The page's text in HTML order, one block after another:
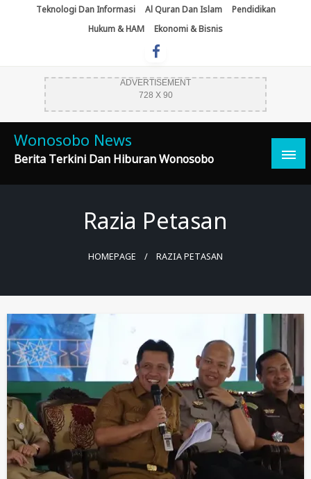
Teknologi Dan Informasi Al Quran Dan Islam
Pendidikan
Hukum & HAM
Ekonomi & Bisnis
ADVERTISEMENT
728 X 90
Wonosobo News
Berita Terkini Dan Hiburan Wonosobo
Razia Petasan
HOMEPAGE RAZIA PETASAN